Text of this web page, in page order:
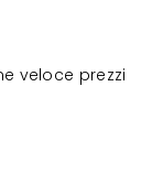
veloce prezzi